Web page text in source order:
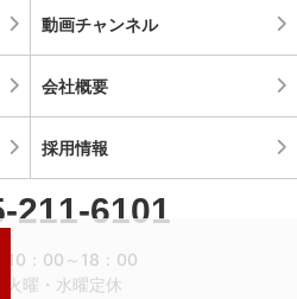
動画チャンネル
会社概要
採用情報
211-6101
10：00～18：00
火曜・水曜定休